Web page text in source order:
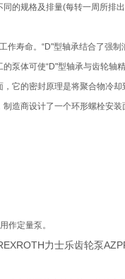
的规格及排量(每转一周所排
作寿命。“D"型轴承结合了强
泵体可使“D"型轴承与齿轮
它的密封原理是将聚合物冷
造商设计了一个环形螺栓安
作定量泵。